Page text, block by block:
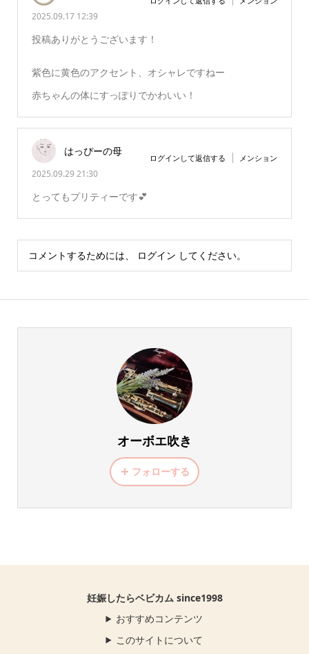
2025.09.17 12:39
投稿ありがとうございます！
紫色に黄色のアクセント、オシャレですねー
赤ちゃんの体にすっぽりでかわいい！
はっぴーの母
2025.09.29 21:30
ログインして返信する メンション
とってもプリティーです💕
コメントするためには、 ログイン してください。
オーボエ吹き
フォローする
妊娠したらベビカム since1998
おすすめコンテンツ
このサイトについて